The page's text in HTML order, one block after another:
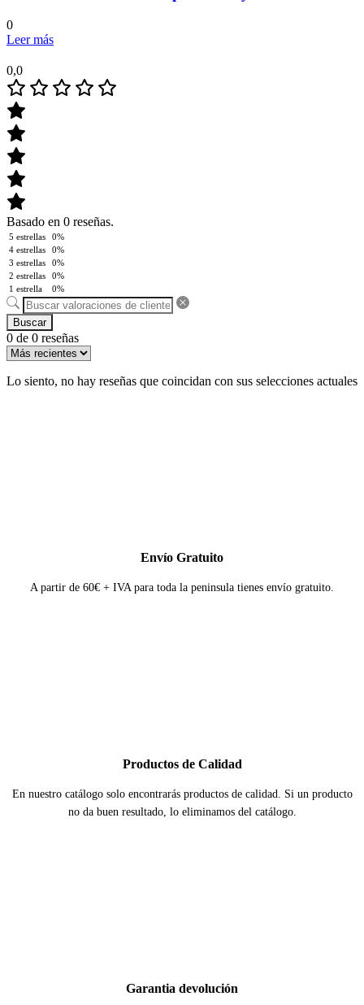
0
Leer más
0,0
Basado en 0 reseñas.
5 estrellas
0%
4 estrellas
0%
3 estrellas
0%
2 estrellas
0%
1 estrella
0%
Buscar
0 de 0 reseñas
Lo siento, no hay reseñas que coincidan con sus selecciones actuales
Envío Gratuito
A partir de 60€ + IVA para toda la peninsula tienes envío gratuito.
Productos de Calidad
En nuestro catálogo solo encontrarás productos de calidad. Si un producto
no da buen resultado, lo eliminamos del catálogo.
Garantia devolución